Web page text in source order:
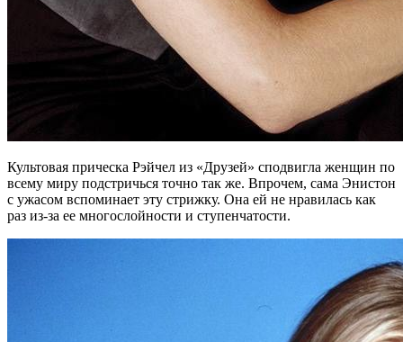
Культовая прическа Рэйчел из «Друзей» сподвигла женщин по
всему миру подстричься точно так же. Впрочем, сама Энистон
с ужасом вспоминает эту стрижку. Она ей не нравилась как
раз из-за ее многослойности и ступенчатости.